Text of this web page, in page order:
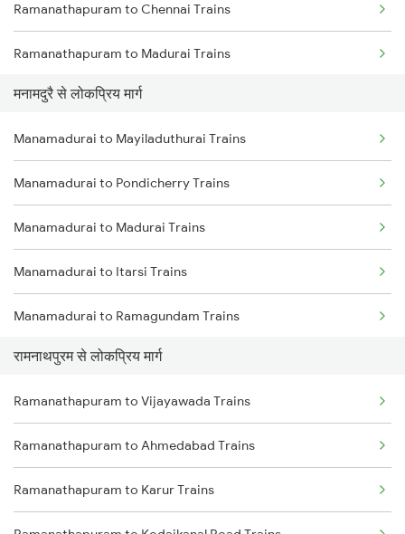
Manamadurai to Coimbatore Trains
Ramanathapuram to Chennai Trains
Ramanathapuram to Madurai Trains
Ramanathapuram to Melmaruvathur Trains
Ramanathapuram to Kumbakonam Trains
Ramanathapuram to Cuddalore Trains
मनामदुरै से लोकप्रिय मार्ग
Manamadurai to Mayiladuthurai Trains
Manamadurai to Pondicherry Trains
Manamadurai to Madurai Trains
Manamadurai to Itarsi Trains
Manamadurai to Ramagundam Trains
Manamadurai to Satna Trains
Manamadurai to Sengottai Trains
Manamadurai to Varanasi Trains
Manamadurai to Vijayawada Trains
रामनाथपुरम से लोकप्रिय मार्ग
Ramanathapuram to Vijayawada Trains
Ramanathapuram to Ahmedabad Trains
Ramanathapuram to Karur Trains